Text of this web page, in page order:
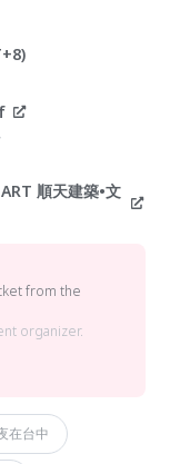
順天建築•文
from the
organizer.
在台中